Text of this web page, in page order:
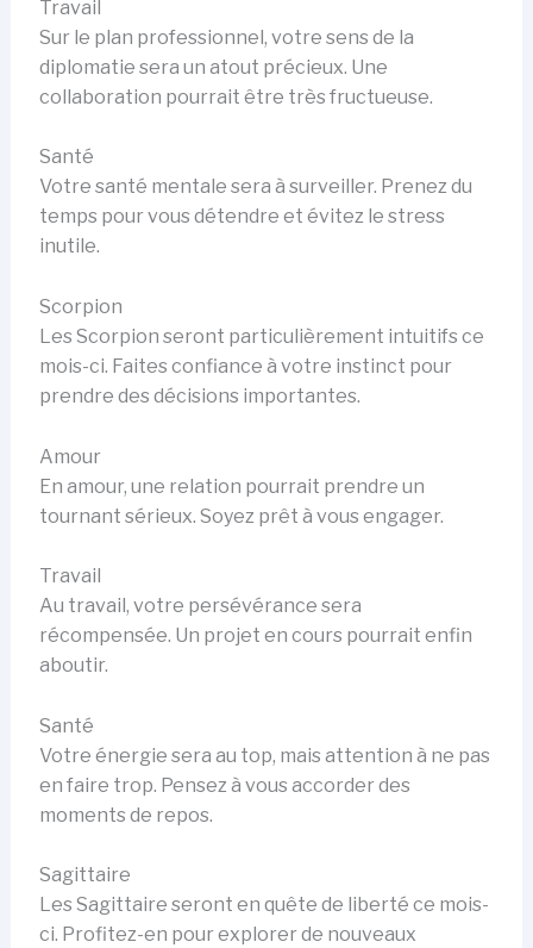
Travail
Sur le plan professionnel, votre sens de la
diplomatie sera un atout précieux. Une
collaboration pourrait être très fructueuse.
Santé
Votre santé mentale sera à surveiller. Prenez du
temps pour vous détendre et évitez le stress
inutile.
Scorpion
Les Scorpion seront particulièrement intuitifs ce
mois-ci. Faites confiance à votre instinct pour
prendre des décisions importantes.
Amour
En amour, une relation pourrait prendre un
tournant sérieux. Soyez prêt à vous engager.
Travail
Au travail, votre persévérance sera
récompensée. Un projet en cours pourrait enfin
aboutir.
Santé
Votre énergie sera au top, mais attention à ne pas
en faire trop. Pensez à vous accorder des
moments de repos.
Sagittaire
Les Sagittaire seront en quête de liberté ce mois-
ci. Profitez-en pour explorer de nouveaux